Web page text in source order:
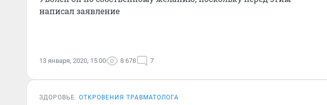
написал заявление
13 января, 2020, 15:00 8 678 7
ЗДОРОВЬЕ ОТКРОВЕНИЯ ТРАВМАТОЛОГА